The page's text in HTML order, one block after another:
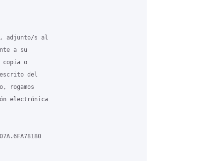
adjunto/s al
a su
copia o
del
rogamos
electrónica